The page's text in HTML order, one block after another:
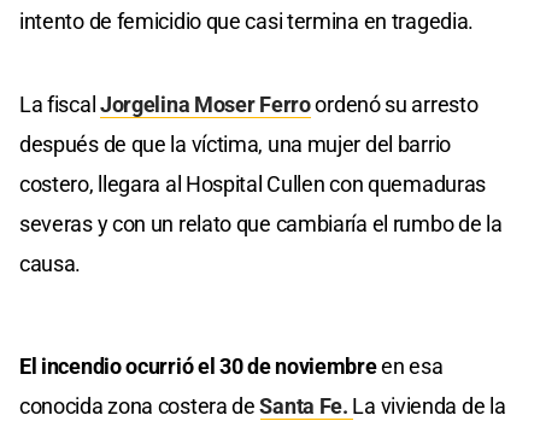
intento de femicidio que casi termina en tragedia.
La fiscal Jorgelina Moser Ferroordenó su arresto
después de que la víctima, una mujer del barrio
costero, llegara al Hospital Cullen con quemaduras
severas y con un relato que cambiaría el rumbo de la
causa.
El incendio ocurrió el 30 de noviembreen esa
conocida zona costera deSanta Fe. La vivienda de la